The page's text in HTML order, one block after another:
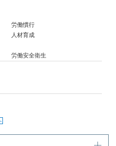
労働慣行
人材育成
労働安全衛生